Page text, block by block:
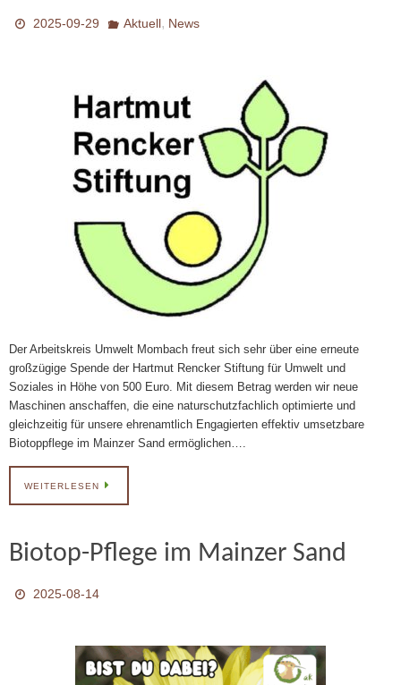
2025-09-29 Aktuell, News
Der Arbeitskreis Umwelt Mombach freut sich sehr über eine erneute
großzügige Spende der Hartmut Rencker Stiftung für Umwelt und
Soziales in Höhe von 500 Euro. Mit diesem Betrag werden wir neue
Maschinen anschaffen, die eine naturschutzfachlich optimierte und
gleichzeitig für unsere ehrenamtlich Engagierten effektiv umsetzbare
Biotoppflege im Mainzer Sand ermöglichen….
WEITERLESEN
Biotop-Pflege im Mainzer Sand
2025-08-14